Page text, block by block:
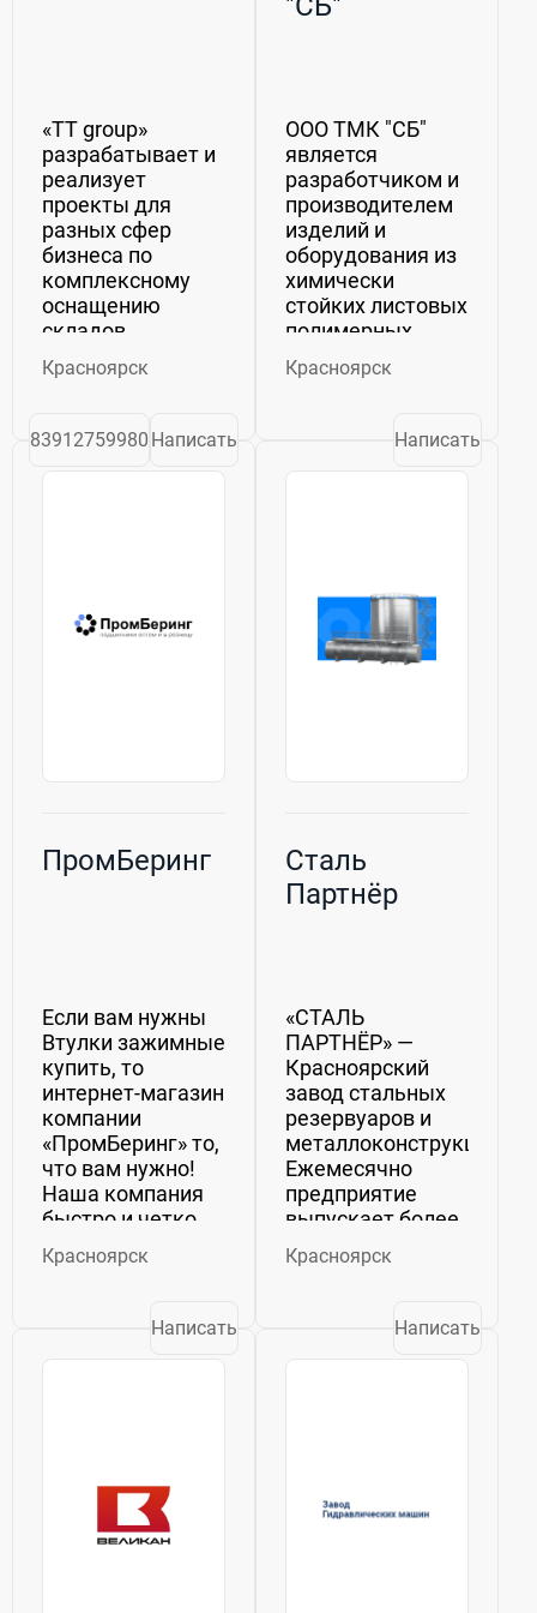
«ТТ group»
разрабатывает и
реализует
проекты для
разных сфер
бизнеса по
комплексному
оснащению
складов
оборудованием,
исходя из
специфики
целей и задач
эффективное
складское...
Красноярск
83912759980 Написать
ООО ТМК "СБ"
является
разработчиком и
производителем
изделий и
оборудования из
химически
стойких листовых
полимерных
материалов,
которые
гальваническихи,
пищевых
Красноярск
Написать
ПромБеринг
Если вам нужны
Втулки зажимные
купить, то
интернет-магазин
компании
«ПромБеринг» то,
что вам нужно!
Наша компания
быстро и четко
найдет
необходимый
его доставку в
выберет способ
Красноярск
Написать
Сталь
Партнёр
«СТАЛЬ
ПАРТНЁР» —
Красноярский
завод стальных
резервуаров и
металлоконструкций.
Ежемесячно
предприятие
выпускает более
400 тонн
продукции.
поставок – вся
Дальний Восток.
российского
масштаба....
Красноярск
Написать